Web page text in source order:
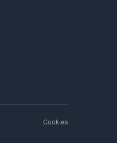
Cookies